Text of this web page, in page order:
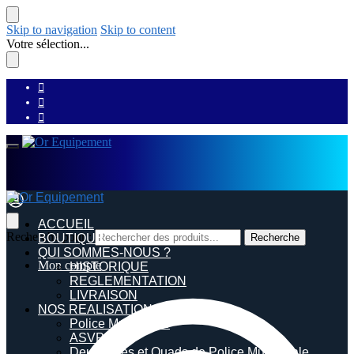
Skip to navigation Skip to content
Votre sélection...
Recherche pour : Recherche
Mon compte
ACCUEIL
BOUTIQUE
QUI SOMMES-NOUS ?
HISTORIQUE
REGLEMENTATION
LIVRAISON
NOS REALISATIONS
Police Municipale
ASVP